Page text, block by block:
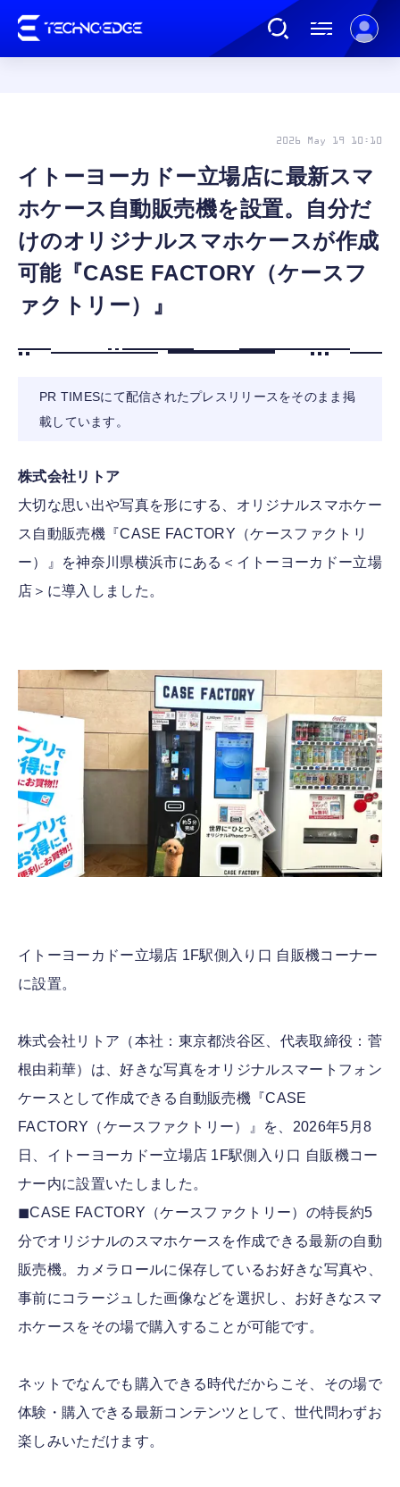
AI
ガジェット
ゲーム
公式ストア
イトーヨーカドー立場店に最新スマ
ホケース自動販売機を設置。自分だ
けのオリジナルスマホケースが作成
可能『CASE FACTORY（ケースフ
ァクトリー）』
2026 May 19 10:10
PR TIMESにて配信されたプレスリリースをそのまま掲
載しています。
株式会社リトア
大切な思い出や写真を形にする、オリジナルスマホケー
ス自動販売機『CASE FACTORY（ケースファクトリ
ー）』を神奈川県横浜市にある＜イトーヨーカドー立場
店＞に導入しました。
イトーヨーカドー立場店 1F駅側入り口 自販機コーナー
に設置。
株式会社リトア（本社：東京都渋谷区、代表取締役：菅
根由莉華）は、好きな写真をオリジナルスマートフォン
ケースとして作成できる自動販売機『CASE
FACTORY（ケースファクトリー）』を、2026年5月8
日、イトーヨーカドー立場店 1F駅側入り口 自販機コー
ナー内に設置いたしました。
◼︎CASE FACTORY（ケースファクトリー）の特長約5
分でオリジナルのスマホケースを作成できる最新の自動
販売機。カメラロールに保存しているお好きな写真や、
事前にコラージュした画像などを選択し、お好きなスマ
ホケースをその場で購入することが可能です。
ネットでなんでも購入できる時代だからこそ、その場で
体験・購入できる最新コンテンツとして、世代問わずお
楽しみいただけます。